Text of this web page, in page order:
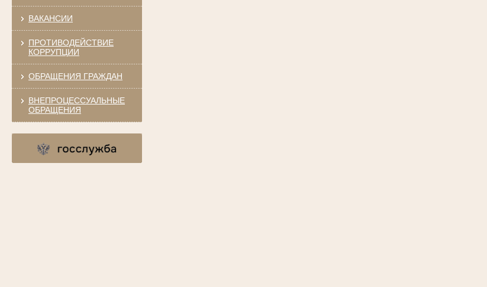
ВАКАНСИИ
ПРОТИВОДЕЙСТВИЕ
КОРРУПЦИИ
ОБРАЩЕНИЯ ГРАЖДАН
ВНЕПРОЦЕССУАЛЬНЫЕ
ОБРАЩЕНИЯ